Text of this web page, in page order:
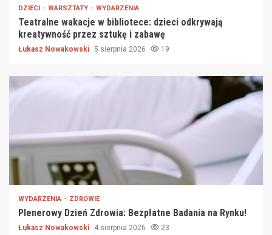
DZIECI WARSZTATY WYDARZENIA
Teatralne wakacje w bibliotece: dzieci odkrywają
kreatywność przez sztukę i zabawę
Łukasz Nowakowski 5 sierpnia 2026 19
WYDARZENIA ZDROWIE
Plenerowy Dzień Zdrowia: Bezpłatne Badania na Rynku!
Łukasz Nowakowski 4 sierpnia 2026 23